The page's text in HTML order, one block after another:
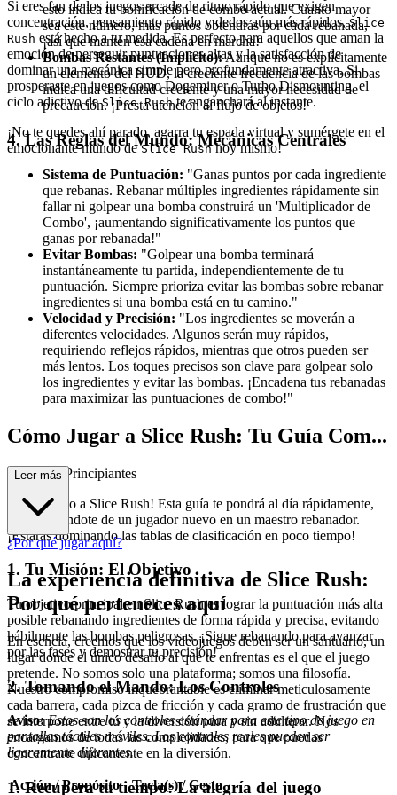
Si eres fan de los juegos arcade de ritmo rápido que exigen
concentración, pensamiento rápido y dedos aún más rápidos,Slice
Rush está hecho a tu medida. Es perfecto para aquellos que aman la
emoción de perseguir puntuaciones altas y la satisfacción de
dominar una mecánica simple pero profundamente atractiva. Si
prosperaste en juegos como Dogeminer o Turbo Dismounting, el
ciclo adictivo deSlice Rushte enganchará al instante.
¡No te quedes ahí parado, agarra tu espada virtual y sumérgete en el
emocionante mundo deSlice Rushhoy mismo!
esto indica tu bonificación de combo actual. Cuanto mayor
sea este número, más puntos obtendrás por cada rebanada,
¡así que mantén esa cadena en marcha!
Bombas Restantes (Implícito):Aunque no es explícitamente
un elemento del HUD, la creciente frecuencia de las bombas
indica una dificultad creciente y una mayor necesidad de
precaución. ¡Presta atención al flujo de objetos!
4. Las Reglas del Mundo: Mecánicas Centrales
Sistema de Puntuación: "Ganas puntos por cada ingrediente
que rebanas. Rebanar múltiples ingredientes rápidamente sin
fallar ni golpear una bomba construirá un 'Multiplicador de
Combo', ¡aumentando significativamente los puntos que
ganas por rebanada!"
Evitar Bombas: "Golpear una bomba terminará
instantáneamente tu partida, independientemente de tu
puntuación. Siempre prioriza evitar las bombas sobre rebanar
ingredientes si una bomba está en tu camino."
Velocidad y Precisión: "Los ingredientes se moverán a
diferentes velocidades. Algunos serán muy rápidos,
requiriendo reflejos rápidos, mientras que otros pueden ser
más lentos. Los toques precisos son clave para golpear solo
los ingredientes y evitar las bombas. ¡Encadena tus rebanadas
para maximizar las puntuaciones de combo!"
Cómo Jugar a Slice Rush: Tu Guía Com...
pleta para Principiantes
¡Bienvenido a Slice Rush! Esta guía te pondrá al día rápidamente,
transformándote de un jugador nuevo en un maestro rebanador.
¡Estarás dominando las tablas de clasificación en poco tiempo!
1. Tu Misión: El Objetivo
Tu objetivo principal en Slice Rush es lograr la puntuación más alta
posible rebanando ingredientes de forma rápida y precisa, evitando
hábilmente las bombas peligrosas. ¡Sigue rebanando para avanzar
por las fases y demostrar tu precisión!
2. Tomando el Mando: Los Controles
Aviso: Estos son los controles estándar para este tipo de juego en
pantallas táctiles móviles. Los controles reales pueden ser
ligeramente diferentes.
Acción / Propósito
Tecla(s) / Gesto
Leer más
¿Por qué jugar aquí?
La experiencia definitiva de Slice Rush:
Por qué perteneces aquí
En esencia, creemos que los videojuegos deben ser un santuario, un
lugar donde el único desafío al que te enfrentas es el que el juego
pretende. No somos solo una plataforma; somos una filosofía.
Nuestro compromiso inquebrantable es eliminar meticulosamente
cada barrera, cada pizca de fricción y cada gramo de frustración que
se interpone entre tú y la diversión pura y sin adulterar. Nos
encargamos de todas las complejidades, para que puedas
concentrarte únicamente en la diversión.
1. Recupera tu tiempo: La alegría del juego